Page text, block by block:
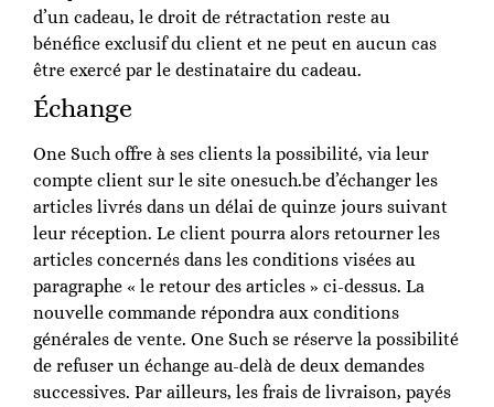
d’un cadeau, le droit de rétractation reste au
bénéfice exclusif du client et ne peut en aucun cas
être exercé par le destinataire du cadeau.
Échange
One Such offre à ses clients la possibilité, via leur
compte client sur le site onesuch.be d’échanger les
articles livrés dans un délai de quinze jours suivant
leur réception. Le client pourra alors retourner les
articles concernés dans les conditions visées au
paragraphe « le retour des articles » ci-dessus. La
nouvelle commande répondra aux conditions
générales de vente. One Such se réserve la possibilité
de refuser un échange au-delà de deux demandes
successives. Par ailleurs, les frais de livraison, payés